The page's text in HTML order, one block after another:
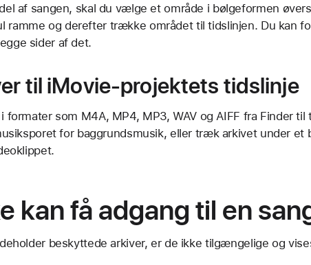
af sangen, skal du vælge et område i bølgeformen
ramme og derefter trække området til tidslinjen. Du kan
sider af det.
til iMovie-projektets tidslinje
formater som M4A, MP4, MP3, WAV og AIFF fra Finder
for baggrundsmusik, eller træk arkivet under et
kan få adgang til en
beskyttede arkiver, er de ikke tilgængelige og